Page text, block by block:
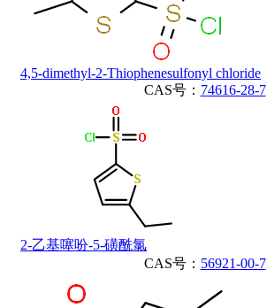
4,5-dimethyl-2-Thiophenesulfonyl chloride
CAS号： 74616-28-7
2-乙基噻吩-5-磺酰氯
CAS号： 56921-00-7